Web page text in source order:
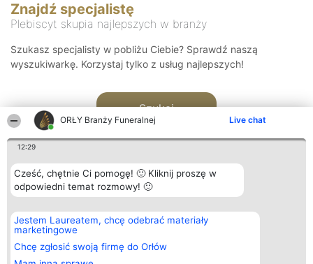
ORŁY Branży Funeralnej Live chat
12:29
Cześć, chętnie Ci pomogę! 🙂 Kliknij proszę w
odpowiedni temat rozmowy! 🙂
Jestem Laureatem, chcę odebrać materiały
marketingowe
Chcę zgłosić swoją firmę do Orłów
Znajdź specjalistę
Plebiscyt skupia najlepszych w branży
Szukasz specjalisty w pobliżu Ciebie? Sprawdź naszą
wyszukiwarkę. Korzystaj tylko z usług najlepszych!
Szukaj
Organizator plebiscytu
Bright Side Solutions sp. z o.
o. sp. k.
ul. Ruska 22
Wrocław 50-079
Plebiscyt
Laureaci
wszystkich
Laureatów
Kontakt
Kontakt